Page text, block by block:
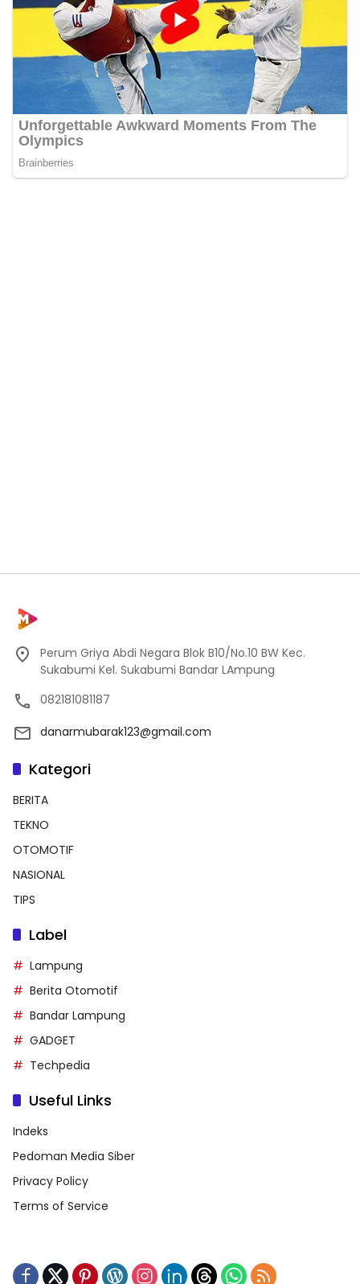
Perum Griya Abdi Negara Blok B10/No.10 BW Kec.
Sukabumi Kel. Sukabumi Bandar LAmpung
082181081187
danarmubarak123@gmail.com
Kategori
BERITA
TEKNO
OTOMOTIF
NASIONAL
TIPS
Label
Lampung
Berita Otomotif
Bandar Lampung
GADGET
Techpedia
Useful Links
Indeks
Pedoman Media Siber
Privacy Policy
Terms of Service